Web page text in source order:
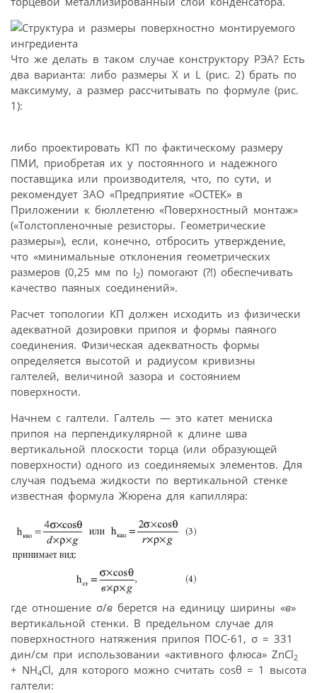
Что же делать в таком случае конструктору РЭА? Есть
два варианта: либо размеры X и L (рис. 2) брать по
максимуму, а размер рассчитывать по формуле (рис.
1):
либо проектировать КП по фактическому размеру
ПМИ, приобретая их у постоянного и надежного
поставщика или производителя, что, по сути, и
рекомендует ЗАО «Предприятие «ОСТЕК» в
Приложении к бюллетеню «Поверхностный монтаж»
(«Толстопленочные резисторы. Геометрические
размеры»), если, конечно, отбросить утверждение,
что «минимальные отклонения геометрических
размеров (0,25 мм по I2) помогают (?!) обеспечивать
качество паяных соединений».
Расчет топологии КП должен исходить из физически
адекватной дозировки припоя и формы паяного
соединения. Физическая адекватность формы
определяется высотой и радиусом кривизны
галтелей, величиной зазора и состоянием
поверхности.
Начнем с галтели. Галтель — это катет мениска
припоя на перпендикулярной к длине шва
вертикальной плоскости торца (или образующей
поверхности) одного из соединяемых элементов. Для
случая подъема жидкости по вертикальной стенке
известная формула Жюрена для капилляра:
где отношение σ/в берется на единицу ширины «в»
вертикальной стенки. В предельном случае для
поверхностного натяжения припоя ПОС-61, σ = 331
дин/см при использовании «активного флюса» ZnCl2
+ NH4Cl, для которого можно считать cosθ = 1 высота
галтели: